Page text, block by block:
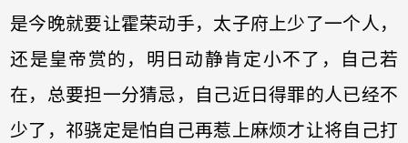
是今晚就要让霍荣动手，太子府上少了一个人，
还是皇帝赏的，明日动静肯定小不了，自己若
在，总要担一分猜忌，自己近日得罪的人已经不
少了，祁骁定是怕自己再惹上麻烦才让将自己打